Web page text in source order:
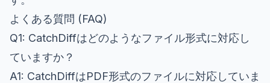
よくある質問 (FAQ)
Q1: CatchDiffはどのようなファイル形式に対応し
ていますか？
A1: CatchDiffはPDF形式のファイルに対応していま